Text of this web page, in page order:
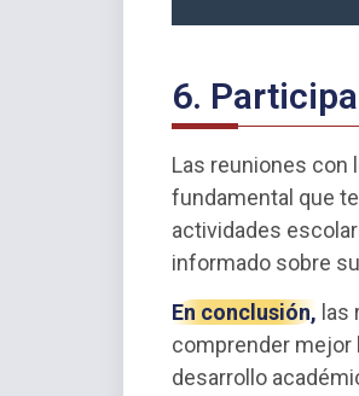
6.
Las reuniones con
fundamental que
actividades
informado sobre
En conclusión,
comprender mejor
desarrollo